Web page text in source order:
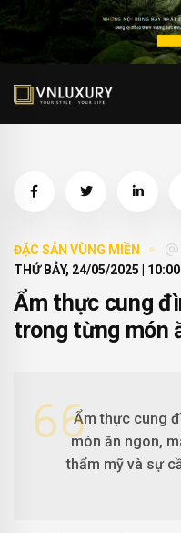
ĐẶC SẢN VÙNG MIỀN
THỨ BẢY, 24/05/2025 | 10:00
Ẩm thực cung
trong từng món
Ẩm thực cung
món ăn ngon,
thẩm mỹ và sự